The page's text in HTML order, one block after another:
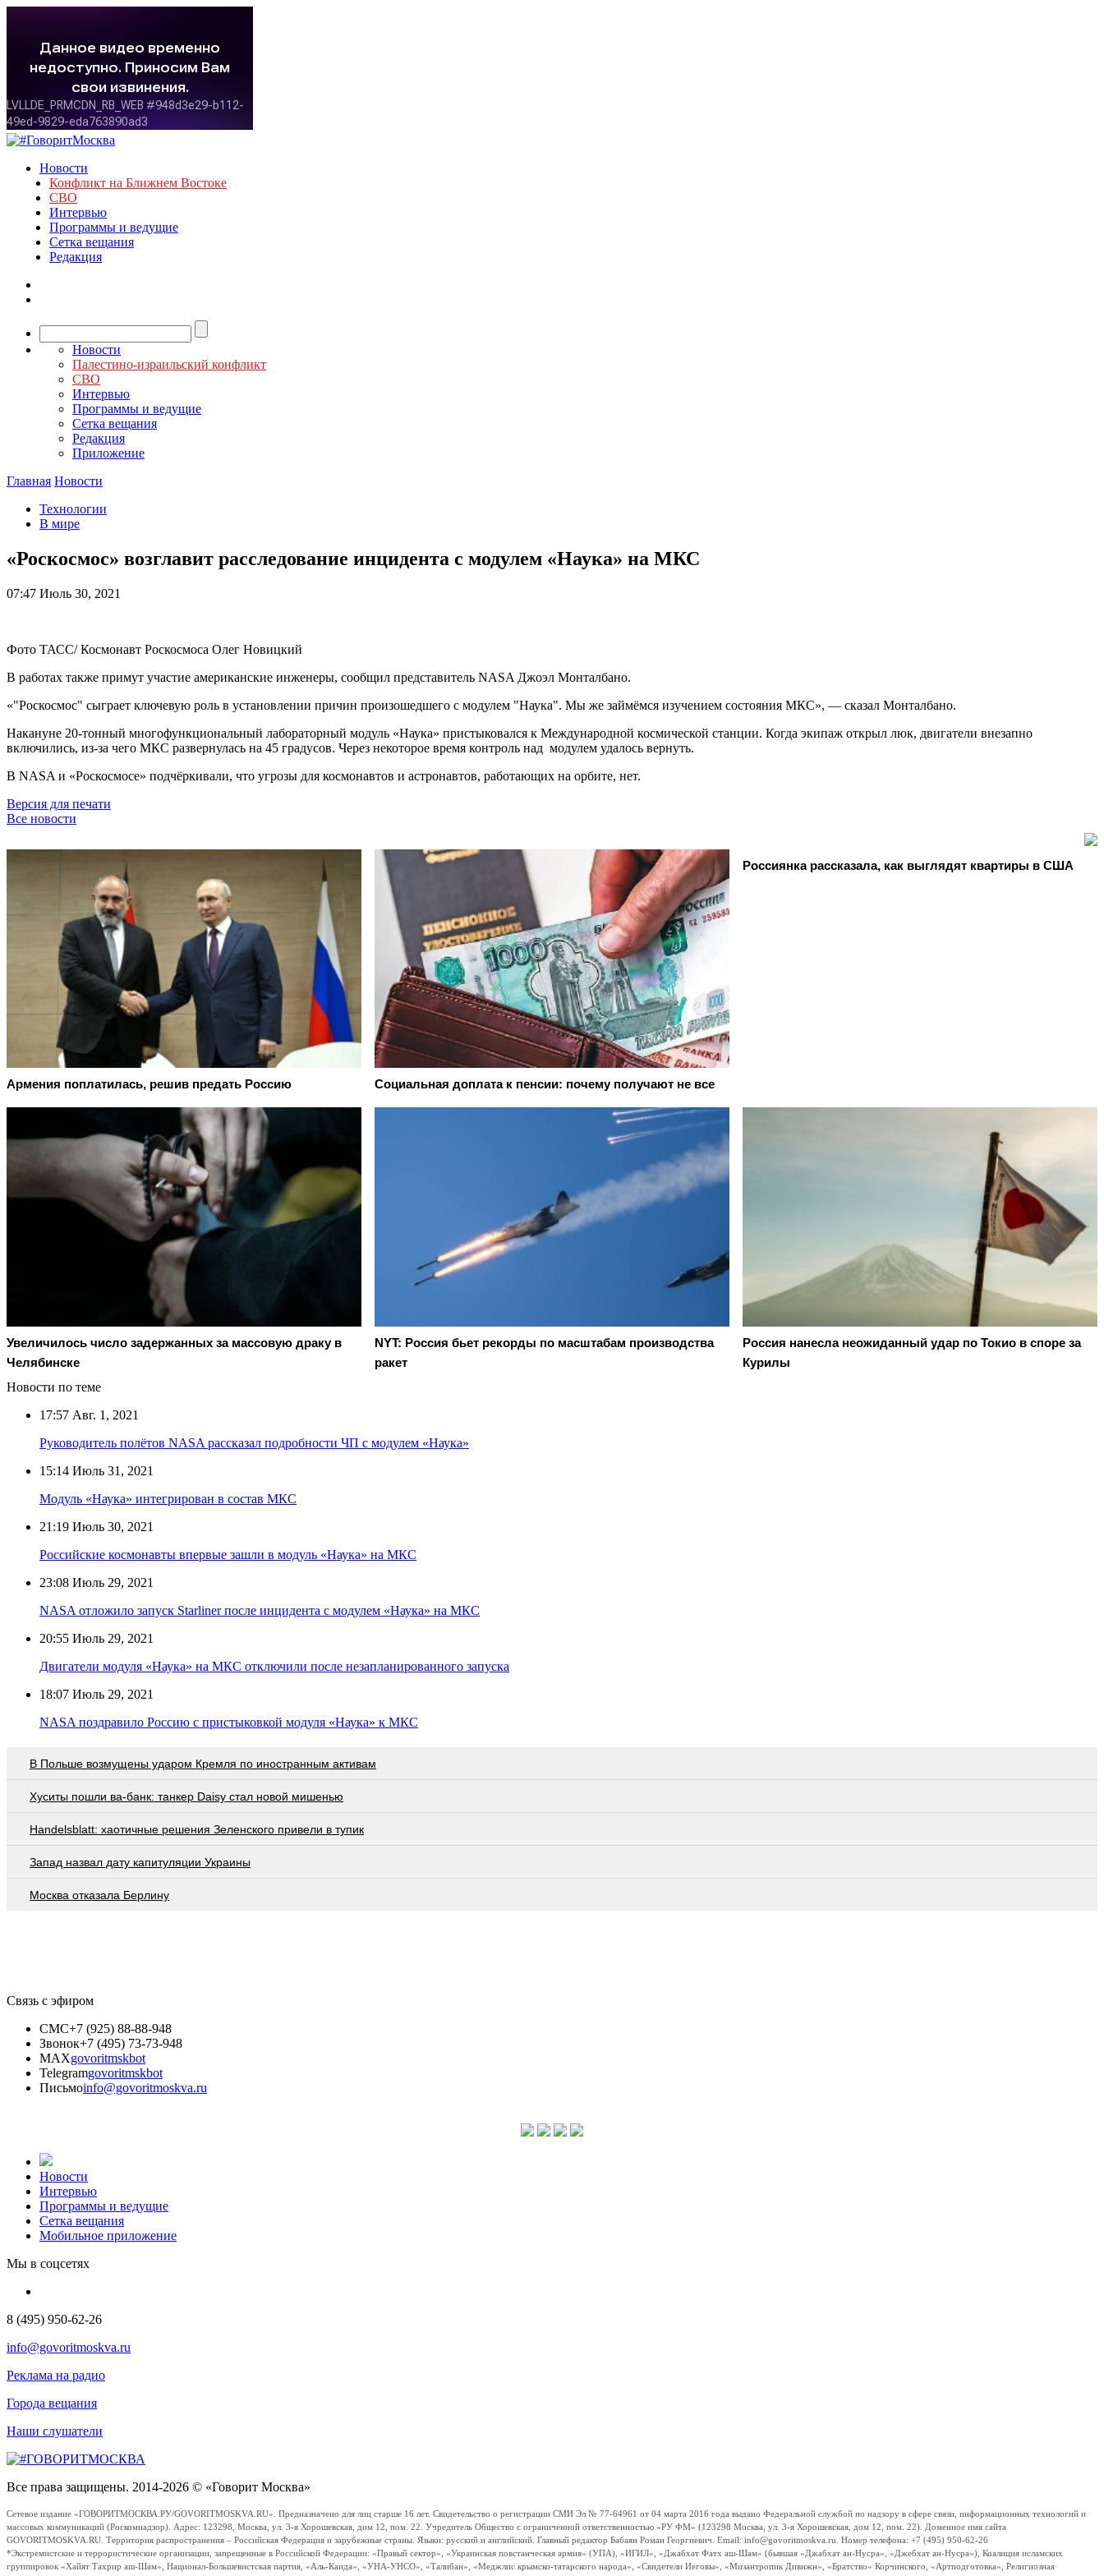
Новости
Конфликт на Ближнем Востоке
СВО
Интервью
Программы и ведущие
Сетка вещания
Редакция
Новости
Палестино-израильский конфликт
СВО
Интервью
Программы и ведущие
Сетка вещания
Редакция
Приложение
Главная Новости
Технологии
В мире
«Роскосмос» возглавит расследование инцидента с модулем «Наука» на МКС
07:47 Июль 30, 2021
Фото ТАСС/ Космонавт Роскосмоса Олег Новицкий
В работах также примут участие американские инженеры, сообщил представитель NASA Джоэл Монталбано.
«"Роскосмос" сыграет ключевую роль в установлении причин произошедшего с модулем "Наука". Мы же займёмся изучением состояния МКС», — сказал Монталбано.
Накануне 20-тонный многофункциональный лабораторный модуль «Наука» пристыковался к Международной космической станции. Когда экипаж открыл люк, двигатели внезапно
включились, из-за чего МКС развернулась на 45 градусов. Через некоторое время контроль над модулем удалось вернуть.
В NASA и «Роскосмосе» подчёркивали, что угрозы для космонавтов и астронавтов, работающих на орбите, нет.
Версия для печати
Все новости
Армения поплатилась, решив предать Россию Социальная доплата к пенсии: почему получают не все
Россиянка рассказала, как выглядят квартиры в США
Увеличилось число задержанных за массовую драку в
Челябинске
NYT: Россия бьет рекорды по масштабам производства
ракет
Россия нанесла неожиданный удар по Токио в споре за
Курилы
Новости по теме
17:57 Авг. 1, 2021
Руководитель полётов NASA рассказал подробности ЧП с модулем «Наука»
15:14 Июль 31, 2021
Модуль «Наука» интегрирован в состав МКС
21:19 Июль 30, 2021
Российские космонавты впервые зашли в модуль «Наука» на МКС
23:08 Июль 29, 2021
NASA отложило запуск Starliner после инцидента с модулем «Наука» на МКС
20:55 Июль 29, 2021
Двигатели модуля «Наука» на МКС отключили после незапланированного запуска
18:07 Июль 29, 2021
NASA поздравило Россию с пристыковкой модуля «Наука» к МКС
В Польше возмущены ударом Кремля по иностранным активам
Хуситы пошли ва-банк: танкер Daisy стал новой мишенью
Handelsblatt: хаотичные решения Зеленского привели в тупик
Запад назвал дату капитуляции Украины
Москва отказала Берлину
Связь с эфиром
СМС+7 (925) 88-88-948
Звонок+7 (495) 73-73-948
MAXgovoritmskbot
Telegramgovoritmskbot
Письмоinfo@govoritmoskva.ru
Новости
Интервью
Программы и ведущие
Сетка вещания
Мобильное приложение
Мы в соцсетях
8 (495) 950-62-26
info@govoritmoskva.ru
Реклама на радио
Города вещания
Наши слушатели
Все права защищены. 2014-2026 © «Говорит Москва»
Сетевое издание «ГОВОРИТМОСКВА.РУ/GOVORITMOSKVA.RU». Предназначено для лиц старше 16 лет. Свидетельство о регистрации СМИ Эл № 77-64961 от 04 марта 2016 года выдано Федеральной службой по надзору в сфере связи, информационных технологий и
массовых коммуникаций (Роскомнадзор). Адрес: 123298, Москва, ул. 3-я Хорошевская, дом 12, пом. 22. Учредитель Общество с ограниченной ответственностью «РУ ФМ» (123298 Москва, ул. 3-я Хорошевская, дом 12, пом. 22). Доменное имя сайта
GOVORITMOSKVA.RU. Территория распространения – Российская Федерация и зарубежные страны. Языки: русский и английский. Главный редактор Бабаян Роман Георгиевич. Email: info@govoritmoskva.ru. Номер телефона: +7 (495) 950-62-26
*Экстремистские и террористические организации, запрещенные в Российской Федерации: «Правый сектор», «Украинская повстанческая армия» (УПА), «ИГИЛ», «Джабхат Фатх аш-Шам» (бывшая «Джабхат ан-Нусра», «Джебхат ан-Нусра»), Коалиция исламских
группировок «Хайят Тахрир аш-Шам», Национал-Большевистская партия, «Аль-Каида», «УНА-УНСО», «Талибан», «Меджлис крымско-татарского народа», «Свидетели Иеговы», «Мизантропик Дивижн», «Братство» Корчинского, «Артподготовка», Религиозная